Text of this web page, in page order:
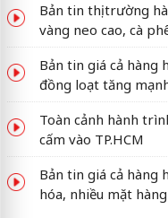
Bản tin thị trường
vàng neo cao, cà
Bản tin giá cả hàng
đồng loạt tăng
Toàn cảnh hành
cấm vào TP.HCM
Bản tin giá cả hàng
hóa, nhiều mặt